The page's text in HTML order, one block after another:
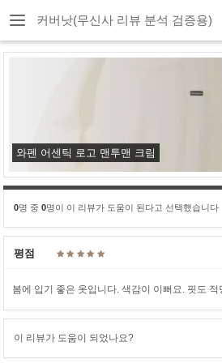
커버낫(무신사 리뷰 분석 검증용)
와펜 어센틱 로고 맨투맨 크림
0명 중 0명이 이 리뷰가 도움이 된다고 선택했습니다
평점
봄에 입기 좋은 옷입니다. 색감이 이뻐요. 핏도
이 리뷰가 도움이 되었나요?